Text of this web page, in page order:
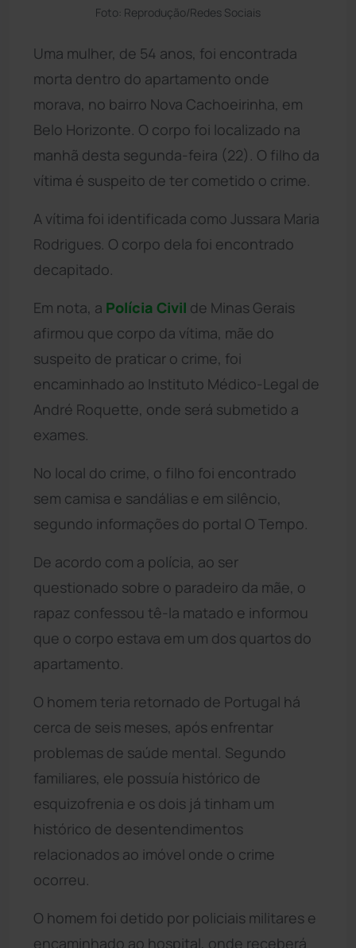
Foto: Reprodução/Redes Sociais
Uma mulher, de 54 anos, foi encontrada
morta dentro do apartamento onde
morava, no bairro Nova Cachoeirinha, em
Belo Horizonte. O corpo foi localizado na
manhã desta segunda-feira (22). O filho da
vítima é suspeito de ter cometido o crime.
A vítima foi identificada como Jussara Maria
Rodrigues. O corpo dela foi encontrado
decapitado.
Em nota, a Polícia Civil de Minas Gerais
afirmou que corpo da vítima, mãe do
suspeito de praticar o crime, foi
encaminhado ao Instituto Médico-Legal de
André Roquette, onde será submetido a
exames.
No local do crime, o filho foi encontrado
sem camisa e sandálias e em silêncio,
segundo informações do portal O Tempo.
De acordo com a polícia, ao ser
questionado sobre o paradeiro da mãe, o
rapaz confessou tê-la matado e informou
que o corpo estava em um dos quartos do
apartamento.
O homem teria retornado de Portugal há
cerca de seis meses, após enfrentar
problemas de saúde mental. Segundo
familiares, ele possuía histórico de
esquizofrenia e os dois já tinham um
histórico de desentendimentos
relacionados ao imóvel onde o crime
ocorreu.
O homem foi detido por policiais militares e
encaminhado ao hospital, onde receberá